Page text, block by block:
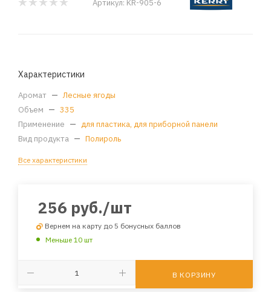
Артикул: KR-905-6
Характеристики
Аромат — Лесные ягоды
Объем — 335
Применение — для пластика, для приборной панели
Вид продукта — Полироль
Все характеристики
256 руб./шт
Вернем на карту до 5 бонусных баллов
Меньше 10 шт
В КОРЗИНУ